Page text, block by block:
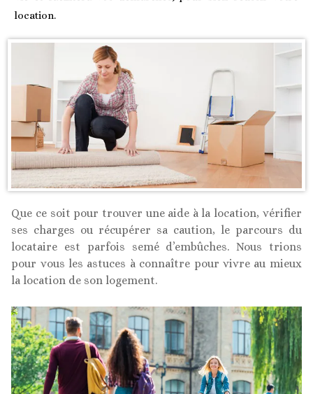
location.
Que ce soit pour trouver une aide à la location, vérifier
ses charges ou récupérer sa caution, le parcours du
locataire est parfois semé d’embûches. Nous trions
pour vous les astuces à connaître pour vivre au mieux
la location de son logement.